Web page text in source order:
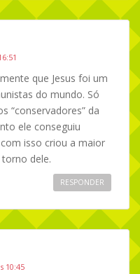
que Jesus foi um
do mundo. Só
“conservadores” da
ele conseguiu
isso criou a maior
dele.
RESPONDER
10:45